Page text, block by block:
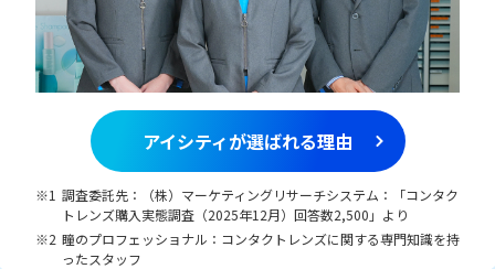
アイシティが選ばれる理由
調査委託先：（株）マーケティングリサーチシステム：「コンタク
トレンズ購入実態調査（2025年12月）回答数2,500」より
瞳のプロフェッショナル：コンタクトレンズに関する専門知識を持
ったスタッフ